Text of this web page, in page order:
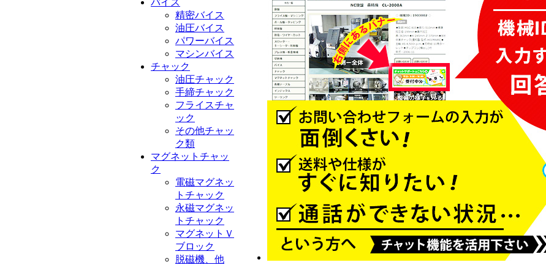
バイス
精密バイス
油圧バイス
パワーバイス
マシンバイス
チャック
油圧チャック
手締チャック
フライスチャ
ック
その他チャッ
ク類
マグネットチャッ
ク
電磁マグネッ
トチャック
永磁マグネッ
トチャック
マグネットＶ
ブロック
脱磁機、他